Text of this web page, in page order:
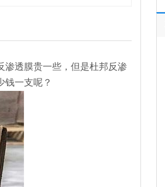
渗透膜贵一些，但是杜邦反渗
钱一支呢？